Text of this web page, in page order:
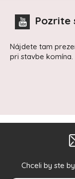
Pozrite
Nájdete tam
pri stavbe komína.
Chceli by ste